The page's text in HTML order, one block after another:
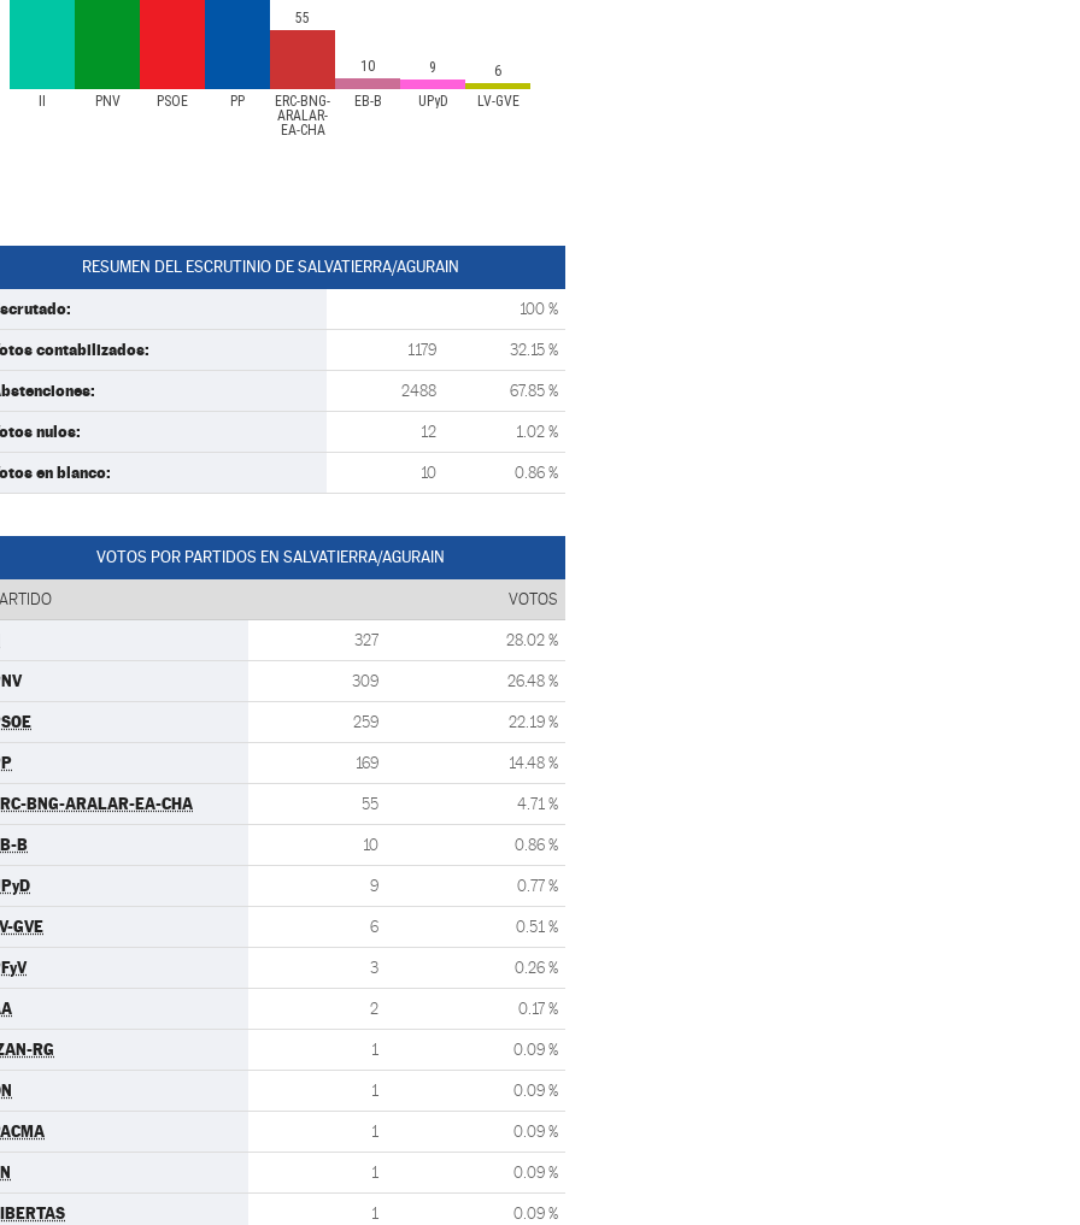
PNV PSOE PP
ERC-BNG-
ARALAR-
EA-CHA
EB-B UPyD LV-GVE
55
10 9 6
RESUMEN DEL ESCRUTINIO DE SALVATIERRA/AGURAIN
100 %
contabilizados: 1179 32.15 %
2488 67.85 %
nulos: 12 1.02 %
en blanco: 10 0.86 %
VOTOS POR PARTIDOS EN SALVATIERRA/AGURAIN
VOTOS
327 28.02 %
309 26.48 %
259 22.19 %
169 14.48 %
BNG-ARALAR-EA-CHA 55 4.71 %
B 10 0.86 %
9 0.77 %
GVE 6 0.51 %
3 0.26 %
2 0.17 %
RG 1 0.09 %
1 0.09 %
1 0.09 %
1 0.09 %
1 0.09 %